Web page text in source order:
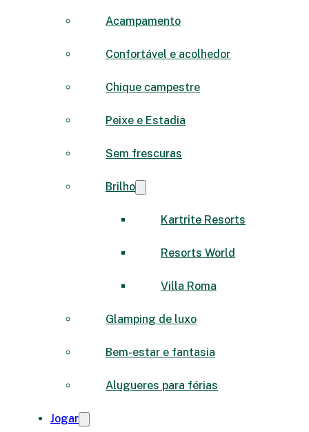
Acampamento
Confortável e acolhedor
Chique campestre
Peixe e Estadia
Sem frescuras
Brilho
Kartrite Resorts
Resorts World
Villa Roma
Glamping de luxo
Bem-estar e fantasia
Alugueres para férias
Jogar